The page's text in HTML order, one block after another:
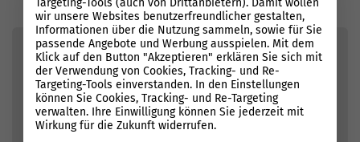
Targeting-Tools (auch von Drittanbietern). Damit wollen
wir unsere Websites benutzerfreundlicher gestalten,
Informationen über die Nutzung sammeln, sowie für Sie
passende Angebote und Werbung ausspielen. Mit dem
Klick auf den Button "Akzeptieren" erklären Sie sich mit
der Verwendung von Cookies, Tracking- und Re-
Targeting-Tools einverstanden. In den Einstellungen
können Sie Cookies, Tracking- und Re-Targeting
verwalten. Ihre Einwilligung können Sie jederzeit mit
Wirkung für die Zukunft widerrufen.